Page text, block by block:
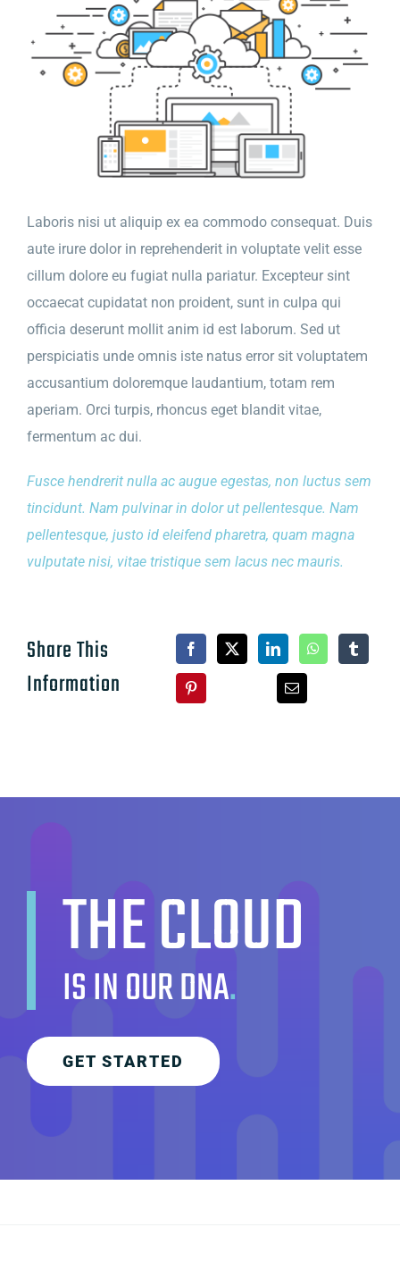
Laboris nisi ut aliquip ex ea commodo consequat. Duis
aute irure dolor in reprehenderit in voluptate velit esse
cillum dolore eu fugiat nulla pariatur. Excepteur sint
occaecat cupidatat non proident, sunt in culpa qui
officia deserunt mollit anim id est laborum. Sed ut
perspiciatis unde omnis iste natus error sit voluptatem
accusantium doloremque laudantium, totam rem
aperiam. Orci turpis, rhoncus eget blandit vitae,
fermentum ac dui.
Fusce hendrerit nulla ac augue egestas, non luctus sem
tincidunt. Nam pulvinar in dolor ut pellentesque. Nam
pellentesque, justo id eleifend pharetra, quam magna
vulputate nisi, vitae tristique sem lacus nec mauris.
Share This
Information
THE CLOUD
IS IN OUR DNA.
GET STARTED